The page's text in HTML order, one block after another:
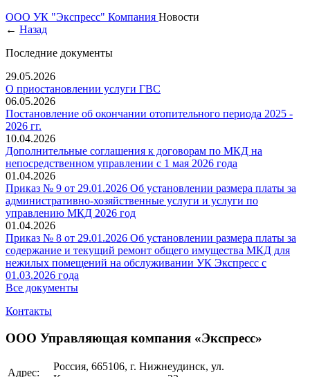
ООО УК "Экспресс" Компания Новости
← Назад
Последние документы
29.05.2026
О приостановлении услуги ГВС
06.05.2026
Постановление об окончании отопительного периода 2025 -
2026 гг.
10.04.2026
Дополнительные соглашения к договорам по МКД на
непосредственном управлении с 1 мая 2026 года
01.04.2026
Приказ № 9 от 29.01.2026 Об установлении размера платы за
административно-хозяйственные услуги и услуги по
управлению МКД 2026 год
01.04.2026
Приказ № 8 от 29.01.2026 Об установлении размера платы за
содержание и текущий ремонт общего имущества МКД для
нежилых помещений на обслуживании УК Экспресс с
01.03.2026 года
Все документы
Контакты
ООО Управляющая компания «Экспресс»
Адрес:
Россия, 665106, г. Нижнеудинск, ул.